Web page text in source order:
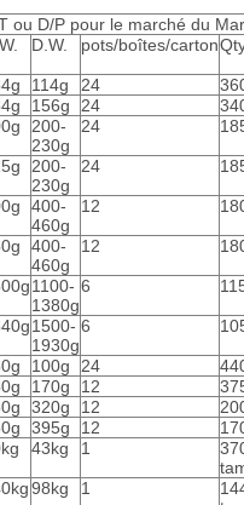
ou D/P pour le marché du
D.W. pots/boîtes/carton
114g 24
156g 24
200-
230g
24
200-
230g
24
400-
460g
12
400-
460g
12
1100-
1380g
6
1500-
1930g
6
100g 24
170g 12
320g 12
395g 12
43kg 1
98kg 1